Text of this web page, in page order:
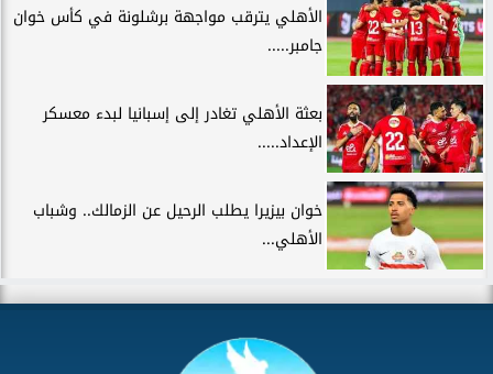
الأهلي يترقب مواجهة برشلونة في كأس خوان
جامبر.....
بعثة الأهلي تغادر إلى إسبانيا لبدء معسكر
الإعداد.....
خوان بيزيرا يطلب الرحيل عن الزمالك.. وشباب
الأهلي...